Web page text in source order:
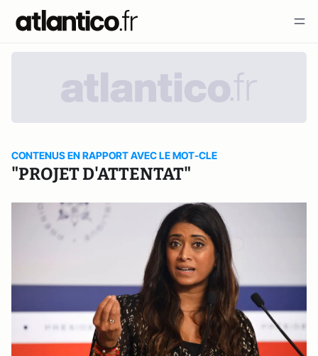
CONTENUS EN RAPPORT AVEC LE MOT-CLE
"PROJET D'ATTENTAT"